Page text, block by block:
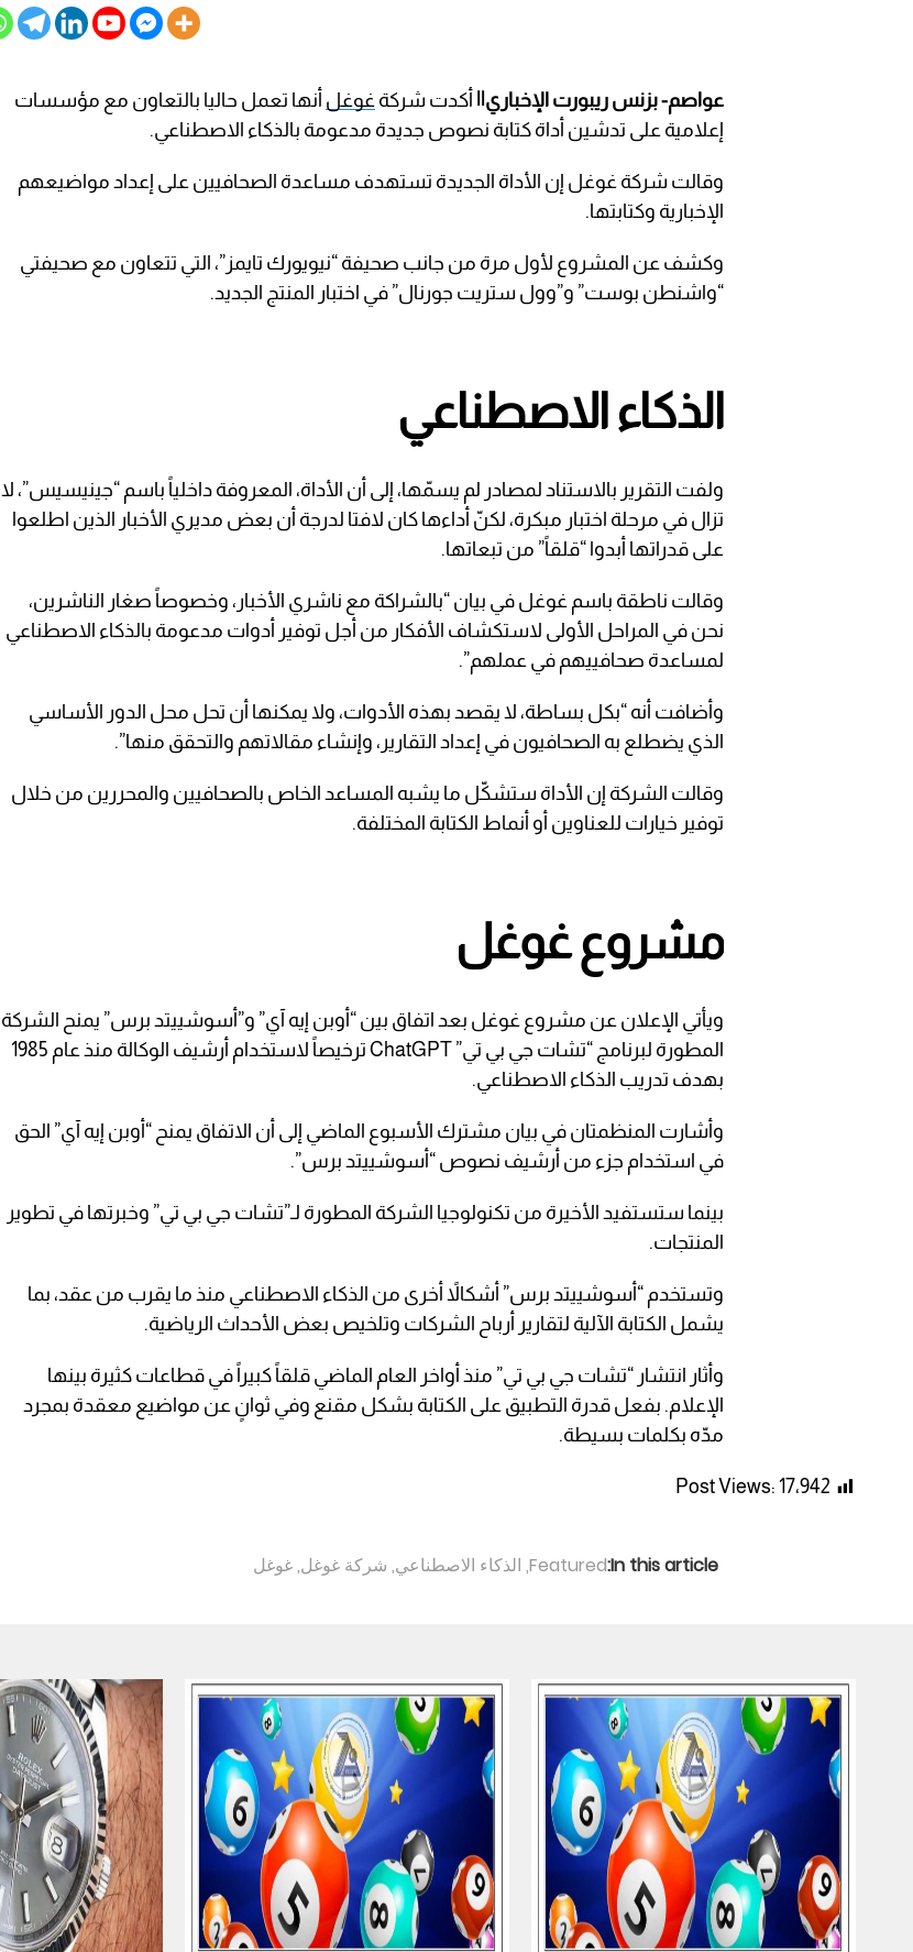
عواصم- بزنس ريبورت الإخباري|| أكدت شركة غوغل أنها تعمل حاليا بالتعاون مع مؤسسات
إعلامية على تدشين أداة كتابة نصوص جديدة مدعومة بالذكاء الاصطناعي.
وقالت شركة غوغل إن الأداة الجديدة تستهدف مساعدة الصحافيين على إعداد مواضيعهم
الإخبارية وكتابتها.
وكشف عن المشروع لأول مرة من جانب صحيفة “نيويورك تايمز”، التي تتعاون مع صحيفتي
“واشنطن بوست” و”وول ستريت جورنال” في اختبار المنتج الجديد.
الذكاء الاصطناعي
ولفت التقرير بالاستناد لمصادر لم يسمّها، إلى أن الأداة، المعروفة داخلياً باسم “جينيسيس”، لا
تزال في مرحلة اختبار مبكرة، لكنّ أداءها كان لافتا لدرجة أن بعض مديري الأخبار الذين اطلعوا
على قدراتها أبدوا “قلقاً” من تبعاتها.
وقالت ناطقة باسم غوغل في بيان “بالشراكة مع ناشري الأخبار، وخصوصاً صغار الناشرين،
نحن في المراحل الأولى لاستكشاف الأفكار من أجل توفير أدوات مدعومة بالذكاء الاصطناعي
لمساعدة صحافييهم في عملهم”.
وأضافت أنه “بكل بساطة، لا يقصد بهذه الأدوات، ولا يمكنها أن تحل محل الدور الأساسي
الذي يضطلع به الصحافيون في إعداد التقارير، وإنشاء مقالاتهم والتحقق منها”.
وقالت الشركة إن الأداة ستشكّل ما يشبه المساعد الخاص بالصحافيين والمحررين من خلال
توفير خيارات للعناوين أو أنماط الكتابة المختلفة.
مشروع غوغل
ويأتي الإعلان عن مشروع غوغل بعد اتفاق بين “أوبن إيه آي” و”أسوشييتد برس” يمنح الشركة
المطورة لبرنامج “تشات جي بي تي” ChatGPT ترخيصاً لاستخدام أرشيف الوكالة منذ عام 1985
بهدف تدريب الذكاء الاصطناعي.
وأشارت المنظمتان في بيان مشترك الأسبوع الماضي إلى أن الاتفاق يمنح “أوبن إيه آي” الحق
في استخدام جزء من أرشيف نصوص “أسوشييتد برس”.
بينما ستستفيد الأخيرة من تكنولوجيا الشركة المطورة لـ”تشات جي بي تي” وخبرتها في تطوير
المنتجات.
وتستخدم “أسوشييتد برس” أشكالاً أخرى من الذكاء الاصطناعي منذ ما يقرب من عقد، بما
يشمل الكتابة الآلية لتقارير أرباح الشركات وتلخيص بعض الأحداث الرياضية.
وأثار انتشار “تشات جي بي تي” منذ أواخر العام الماضي قلقاً كبيراً في قطاعات كثيرة بينها
الإعلام. بفعل قدرة التطبيق على الكتابة بشكل مقنع وفي ثوانٍ عن مواضيع معقدة بمجرد
مدّه بكلمات بسيطة.
Post Views: 17٬942
In this article:
Featured
, الذكاء الاصطناعي, شركة غوغل,غوغل